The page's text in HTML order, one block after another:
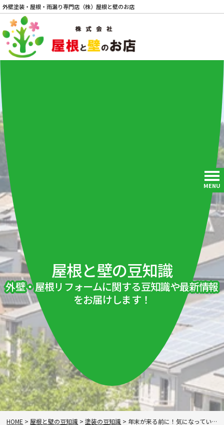
外壁塗装・屋根・雨漏り専門店（株）屋根と壁のお店
MENU
屋根と壁の豆知識
外壁・屋根リフォームに関する豆知識や最新情報
をお届けします！
HOME > 屋根と壁の豆知識 >塗装の豆知識 > 年末が来る前に！気になっていた外壁塗装の見積りをとってみませんか